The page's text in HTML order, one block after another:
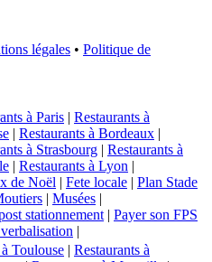
légales • Politique de
à Paris | Restaurants à
| Restaurants à Bordeaux |
à Strasbourg | Restaurants à
| Restaurants à Lyon |
de Noël | Fete locale | Plan Stade
| Musées |
stationnement | Payer son FPS
|
Toulouse | Restaurants à